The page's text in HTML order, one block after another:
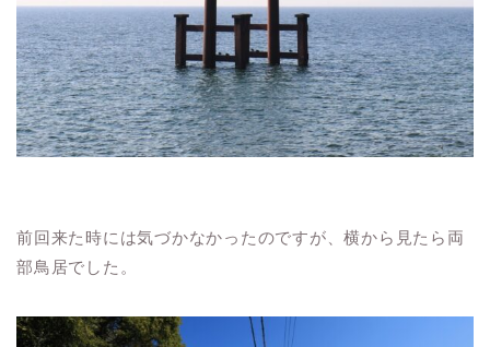
前回来た時には気づかなかったのですが、横から見たら両
部鳥居でした。